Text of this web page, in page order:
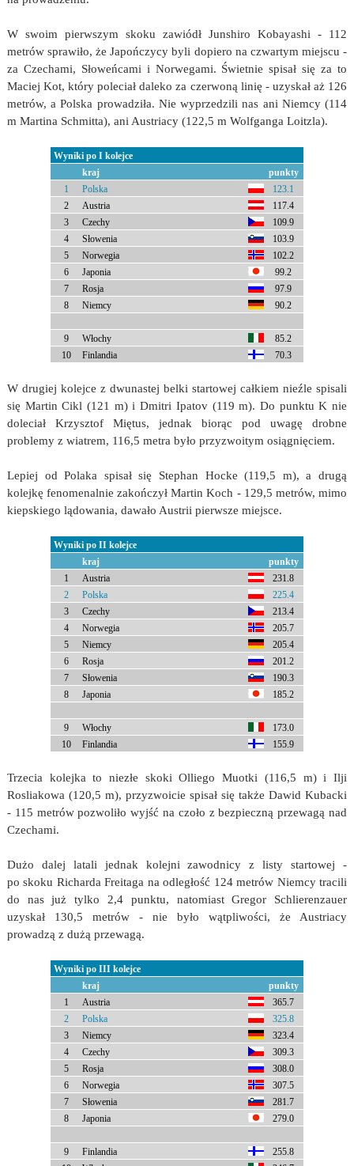
W swoim pierwszym skoku zawiódł Junshiro Kobayashi - 112
metrów sprawiło, że Japończycy byli dopiero na czwartym miejscu -
za Czechami, Słoweńcami i Norwegami. Świetnie spisał się za to
Maciej Kot, który poleciał daleko za czerwoną linię - uzyskał aż 126
metrów, a Polska prowadziła. Nie wyprzedzili nas ani Niemcy (114
m Martina Schmitta), ani Austriacy (122,5 m Wolfganga Loitzla).
Wyniki po I kolejce
kraj
punkty
1
Polska
123.1
2
Austria
117.4
3
Czechy
109.9
4
Słowenia
103.9
5
Norwegia
102.2
6
Japonia
99.2
7
Rosja
97.9
8
Niemcy 90.2
9 Włochy
85.2
10
Finlandia 70.3
W drugiej kolejce z dwunastej belki startowej całkiem nieźle spisali
się Martin Cikl (121 m) i Dmitri Ipatov (119 m). Do punktu K nie
doleciał Krzysztof Miętus, jednak biorąc pod uwagę drobne
problemy z wiatrem, 116,5 metra było przyzwoitym osiągnięciem.
Lepiej od Polaka spisał się Stephan Hocke (119,5 m), a drugą
kolejkę fenomenalnie zakończył Martin Koch - 129,5 metrów, mimo
kiepskiego lądowania, dawało Austrii pierwsze miejsce.
Wyniki po II kolejce
kraj
punkty
1
Austria
231.8
2
Polska
225.4
3
Czechy
213.4
4
Norwegia
205.7
5
Niemcy
205.4
6
Rosja
201.2
7
Słowenia
190.3
8
Japonia 185.2
9 Włochy
173.0
10
Finlandia 155.9
Trzecia kolejka to niezłe skoki Olliego Muotki (116,5 m) i Ilji
Rosliakowa (120,5 m), przyzwoicie spisał się także Dawid Kubacki
- 115 metrów pozwoliło wyjść na czoło z bezpieczną przewagą nad
Czechami.
Dużo dalej latali jednak kolejni zawodnicy z listy startowej -
po skoku Richarda Freitaga na odległość 124 metrów Niemcy tracili
do nas już tylko 2,4 punktu, natomiast Gregor Schlierenzauer
uzyskał 130,5 metrów - nie było wątpliwości, że Austriacy
prowadzą z dużą przewagą.
Wyniki po III kolejce
kraj
punkty
1
Austria
365.7
2
Polska
325.8
3
Niemcy
323.4
4
Czechy
309.3
5
Rosja
308.0
6
Norwegia
307.5
7
Słowenia
281.7
8
Japonia 279.0
9 Finlandia
255.8